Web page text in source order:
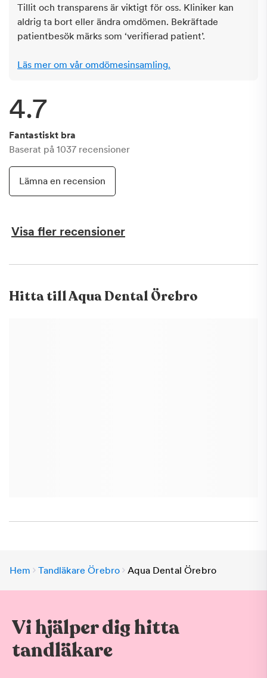
Tillit och transparens är viktigt för oss. Kliniker kan
aldrig ta bort eller ändra omdömen. Bekräftade
patientbesök märks som ‘verifierad patient’.
Läs mer om vår omdömesinsamling.
4.7
Fantastiskt bra
Baserat på 1037 recensioner
Lämna en recension
Visa fler recensioner
Hitta tillAqua Dental Örebro
Hem Tandläkare Örebro Aqua Dental Örebro
Vi hjälper dig hitta
tandläkare